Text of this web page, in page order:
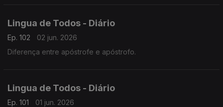
Lingua de Todos - Diário
Ep. 102
02 jun. 2026
Diferença entre apóstrofe e apóstrofo.
Lingua de Todos - Diário
Ep. 101
01 jun. 2026